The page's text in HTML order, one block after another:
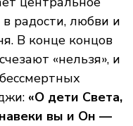
радости, любви и
В конце концов
«нельзя», и
«О дети Света,
навеки вы и Он —